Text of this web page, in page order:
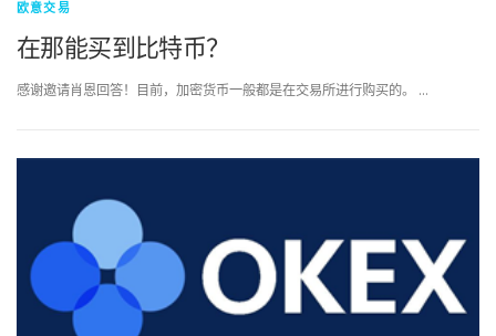
欧意交易
在那能买到比特币？
感谢邀请肖恩回答！目前，加密货币一般都是在交易所进行购买的。 …